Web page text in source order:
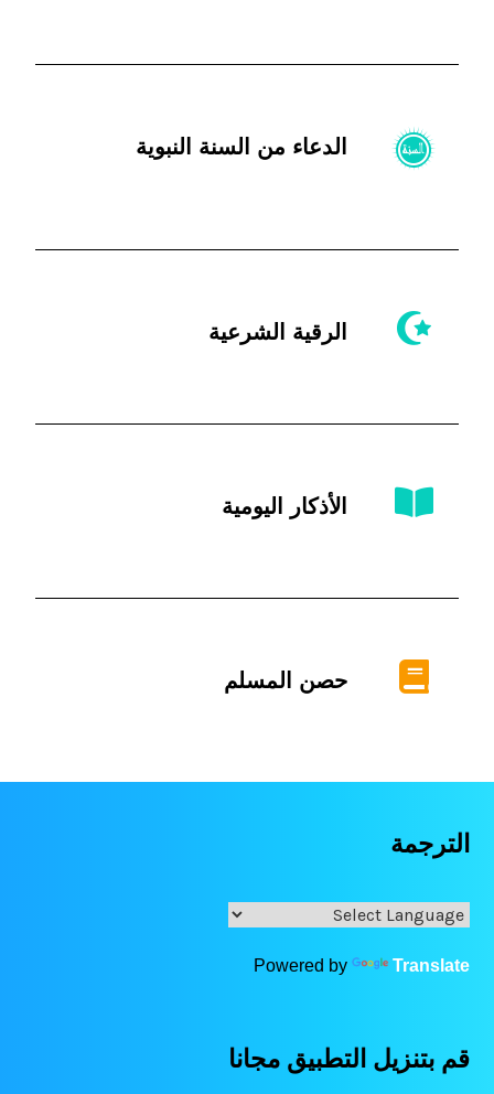
الدعاء من السنة النبوية
الرقية الشرعية
الأذكار اليومية
حصن المسلم
الترجمة
Powered by Translate
قم بتنزيل التطبيق مجانا